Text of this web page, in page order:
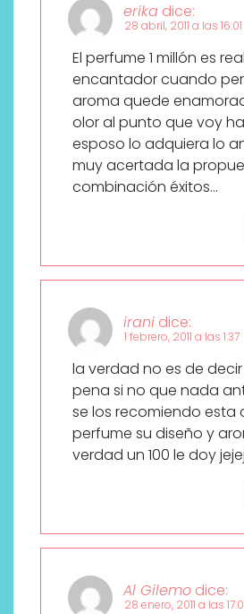
erika dice:
28 abril, 2011 a las 16:01
El perfume 1 millón es
encantador cuando
aroma quede
olor al punto que voy
esposo lo adquiera lo
muy acertada la
combinación éxitos…
irani dice:
1 febrero, 2011 a las 1:37
la verdad no es de
pena si no que nada
se los recomiendo esta
perfume su diseño y
verdad un 100 le doy
Al Gilemo dice:
28 enero, 2011 a las